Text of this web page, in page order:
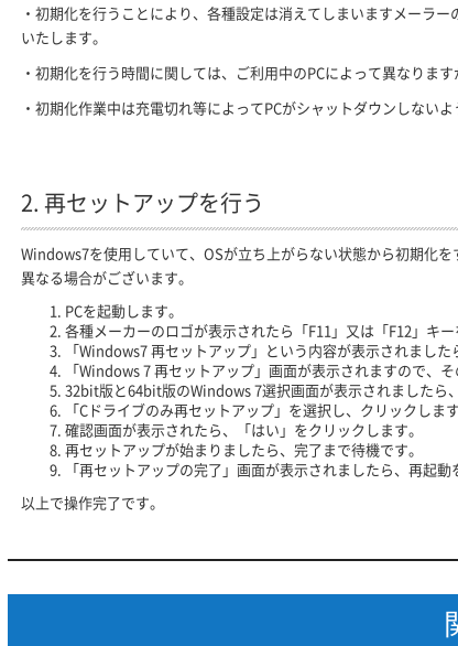
・初期化を行うことにより、各種設定は消えてしまいますメーラ
いたします。
・初期化を行う時間に関しては、ご利用中のPCによって異なりま
・初期化作業中は充電切れ等によってPCがシャットダウンしないよ
2. 再セットアップを行う
Windows7を使用していて、OSが立ち上がらない状態から初期化
異なる場合がございます。
PCを起動します。
各種メーカーのロゴが表示されたら「F11」又は「F12」キ
「Windows7 再セットアップ」という内容が表示されまし
「Windows 7 再セットアップ」画面が表示されますので、
32bit版と64bit版のWindows 7選択画面が表示されましたら
「Cドライブのみ再セットアップ」を選択し、クリックします
確認画面が表示されたら、「はい」をクリックします。
再セットアップが始まりましたら、完了まで待機です。
「再セットアップの完了」画面が表示されましたら、再起動
以上で操作完了です。